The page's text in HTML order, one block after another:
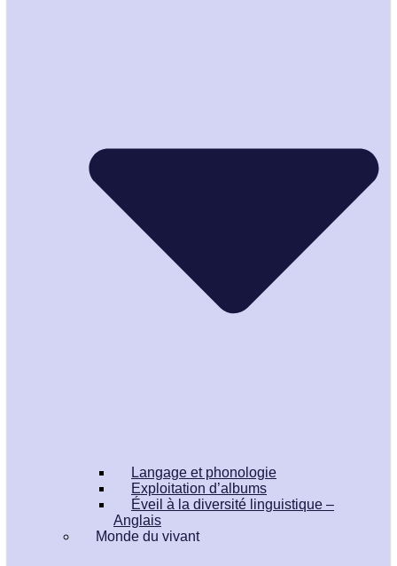
Langage et phonologie
Exploitation d’albums
Éveil à la diversité linguistique –
Anglais
Monde du vivant